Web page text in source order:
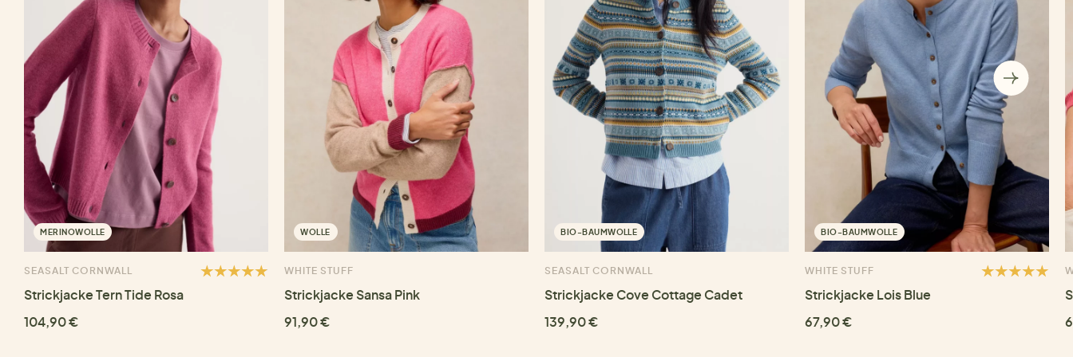
MERINOWOLLE
SEASALT CORNWALL
Strickjacke Tern Tide Rosa
104,90 €
WOLLE
WHITE STUFF
Strickjacke Sansa Pink
91,90 €
BIO-BAUMWOLLE
SEASALT CORNWALL
Strickjacke Cove Cottage Cadet
139,90 €
BIO-BAUMWOLLE
WHITE STUFF
Strickjacke Lois Blue
67,90 €